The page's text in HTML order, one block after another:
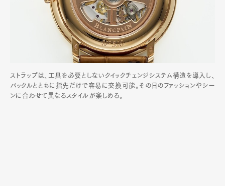
ストラップは、工具を必要としないクイックチェンジシステム構造を導入し、
バックルとともに指先だけで容易に交換可能。その日のファッションやシー
ンに合わせて異なるスタイルが楽しめる。